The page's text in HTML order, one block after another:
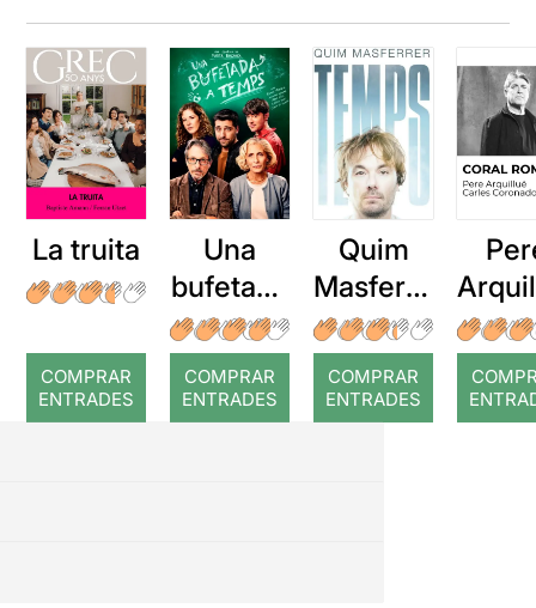
La truita
COMPRAR
ENTRADES
Una
bufetada
a temps
COMPRAR
ENTRADES
Quim
Masferre
r: Temps
COMPRAR
ENTRADES
: